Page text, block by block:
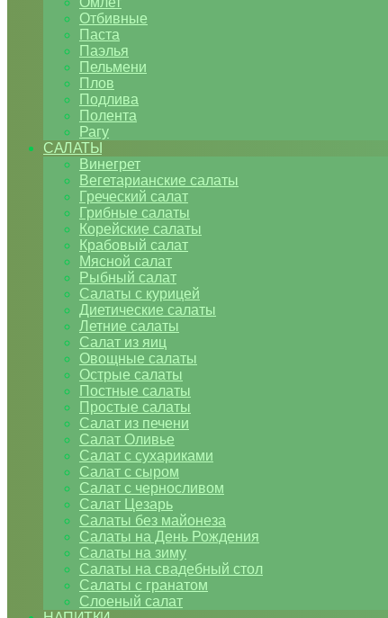
Отбивные
Паста
Паэлья
Пельмени
Плов
Подлива
Полента
Рагу
САЛАТЫ
Винегрет
Вегетарианские салаты
Греческий салат
Грибные салаты
Корейские салаты
Крабовый салат
Мясной салат
Рыбный салат
Салаты с курицей
Диетические салаты
Летние салаты
Салат из яиц
Овощные салаты
Острые салаты
Постные салаты
Простые салаты
Салат из печени
Салат Оливье
Салат с сухариками
Салат с сыром
Салат с черносливом
Салат Цезарь
Салаты без майонеза
Салаты на День Рождения
Салаты на зиму
Салаты на свадебный стол
Салаты с гранатом
Слоеный салат